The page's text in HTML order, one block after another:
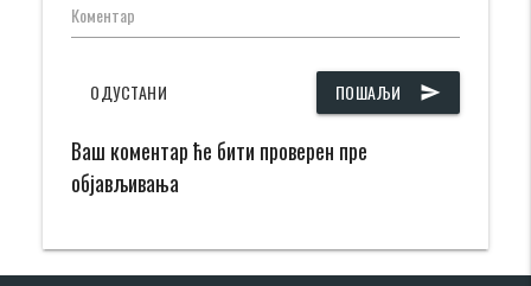
Коментар
ПОШАЉИ send
ОДУСТАНИ
Ваш коментар ће бити проверен пре
објављивања